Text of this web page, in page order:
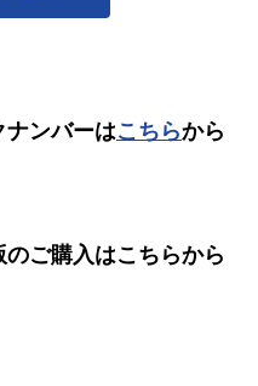
ナンバーはこちらから
のご購入はこちらから